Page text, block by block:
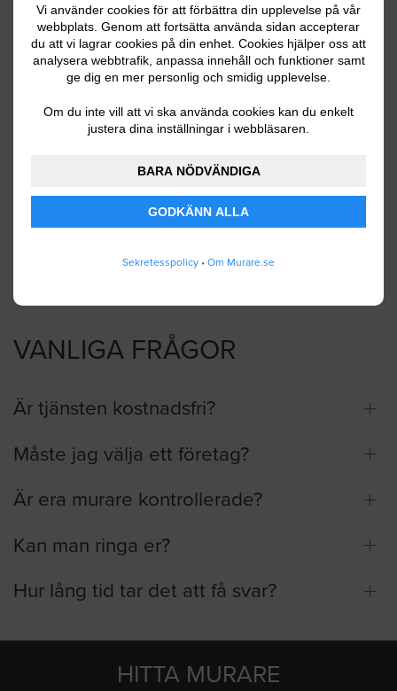
Vi använder cookies för att förbättra din upplevelse på vår
webbplats. Genom att fortsätta använda sidan accepterar
du att vi lagrar cookies på din enhet. Cookies hjälper oss att
analysera webbtrafik, anpassa innehåll och funktioner samt
ge dig en mer personlig och smidig upplevelse.
Om du inte vill att vi ska använda cookies kan du enkelt
justera dina inställningar i webbläsaren.
BARA NÖDVÄNDIGA
GODKÄNN ALLA
Sekretesspolicy • Om Murare.se
mina personuppgifter enligtanvändarvillkoren.
SKICKA IN
VANLIGA FRÅGOR
Är tjänsten kostnadsfri?
Måste jag välja ett företag?
Är era murare kontrollerade?
Kan man ringa er?
Hur lång tid tar det att få svar?
HITTA MURARE